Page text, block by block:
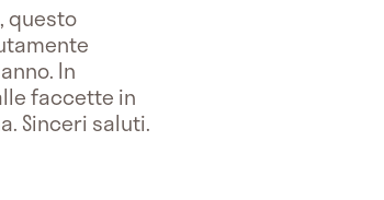
questo
In
faccette in
Sinceri saluti.